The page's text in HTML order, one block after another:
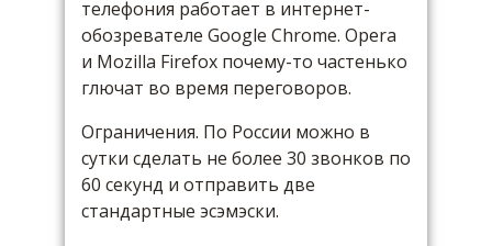
телефония работает в интернет-
обозревателе Google Chrome. Opera
и Mozilla Firefox почему-то частенько
глючат во время переговоров.
Ограничения. По России можно в
сутки сделать не более 30 звонков по
60 секунд и отправить две
стандартные эсэмэски.